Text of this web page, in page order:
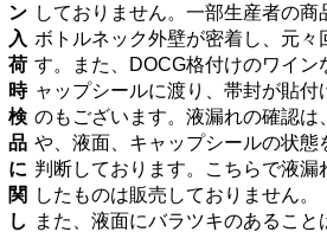
ン
入
荷
時
検
品
に
関
し
しておりません。一部生産者の商
ボトルネック外壁が密着し、元々
す。また、DOCG格付けのワイン
ャップシールに渡り、帯封が貼付
のもございます。液漏れの確認は
や、液面、キャップシールの状態
判断しております。こちらで液
したものは販売しておりません。
また、液面にバラツキのあること